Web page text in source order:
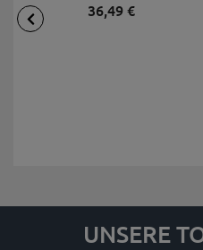
36,49€
UNSERE